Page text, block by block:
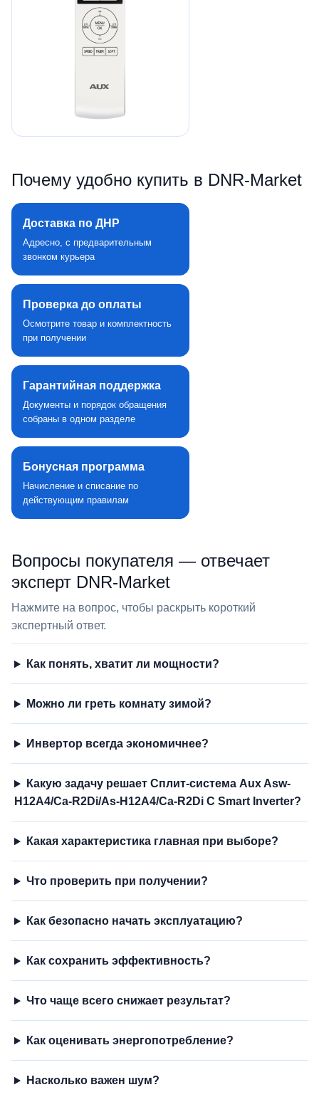
Почему удобно купить в DNR‑Market
Доставка по ДНР
Адресно, с предварительным
звонком курьера
Проверка до оплаты
Осмотрите товар и комплектность
при получении
Гарантийная поддержка
Документы и порядок обращения
собраны в одном разделе
Бонусная программа
Начисление и списание по
действующим правилам
Вопросы покупателя — отвечает
эксперт DNR‑Market
Нажмите на вопрос, чтобы раскрыть короткий
экспертный ответ.
Как понять, хватит ли мощности?
Можно ли греть комнату зимой?
Инвертор всегда экономичнее?
Какую задачу решает Сплит-система Aux Asw-
H12A4/Ca-R2Di/As-H12A4/Ca-R2Di C Smart Inverter?
Какая характеристика главная при выборе?
Что проверить при получении?
Как безопасно начать эксплуатацию?
Как сохранить эффективность?
Что чаще всего снижает результат?
Как оценивать энергопотребление?
Насколько важен шум?